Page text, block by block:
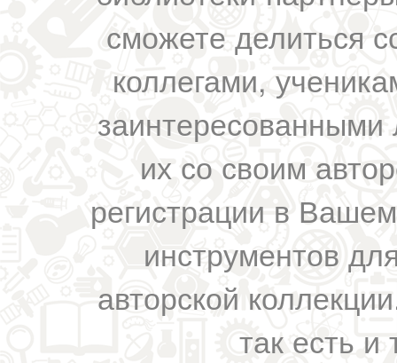
сможете делиться
коллегами,
их со своим
регистрации в
инструментов
авторской
так есть и